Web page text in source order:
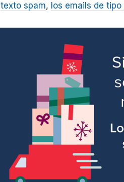
texto spam, los emails de